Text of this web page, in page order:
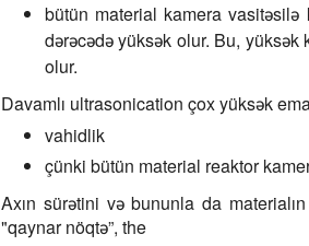
bütün material kamera vasitəsilə
dərəcədə yüksək olur. Bu,
olur.
Davamlı ultrasonication çox yüksək
vahidlik
çünki bütün material reaktor
Axın sürətini və bununla da
"qaynar nöqtə”, the